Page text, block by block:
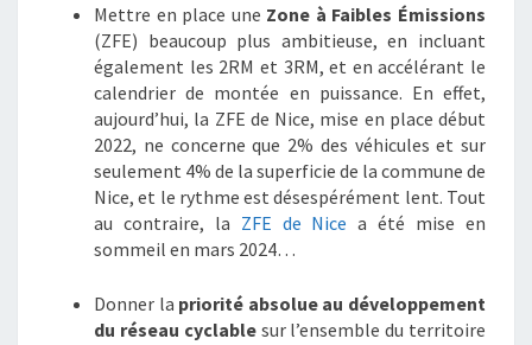
Mettre en place une Zone à Faibles Émissions
(ZFE) beaucoup plus ambitieuse, en incluant
également les 2RM et 3RM, et en accélérant le
calendrier de montée en puissance. En effet,
aujourd’hui, la ZFE de Nice, mise en place début
2022, ne concerne que 2% des véhicules et sur
seulement 4% de la superficie de la commune de
Nice, et le rythme est désespérément lent. Tout
au contraire, la ZFE de Nice a été mise en
sommeil en mars 2024…
Donner la priorité absolue au développement
du réseau cyclablesur l’ensemble du territoire